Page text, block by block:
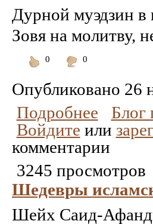
Дурной муэдзин в
Зовя на молитву,
0
0
Опубликовано 26
Подробнее
Блог
Войдите или
комментарии
3245 просмотров
Шедевры
Шейх Саид-